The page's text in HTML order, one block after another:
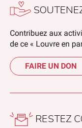
Contribuez aux
de ce « Louvre en
FAIRE UN DON
RESTEZ